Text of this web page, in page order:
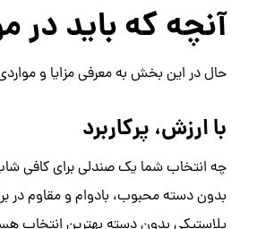
آنچه که باید در
حال در این بخش به معرفی مزایا و
با ارزش، پرکاربرد
چه انتخاب شما یک صندلی برای کافی
بدون دسته محبوب، بادوام و مقاوم در